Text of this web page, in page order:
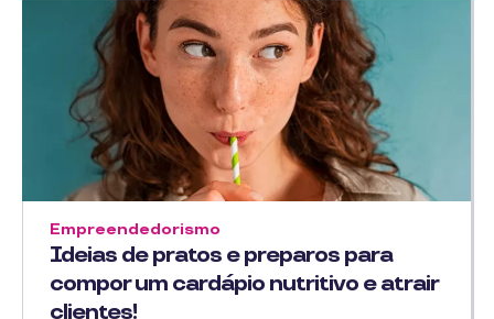
Ideias de pratos e preparos para
compor um cardápio nutritivo e atrair
clientes!
Empreendedorismo